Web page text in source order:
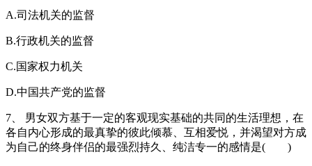
A.司法机关的监督
B.行政机关的监督
C.国家权力机关
D.中国共产党的监督
7、 男女双方基于一定的客观现实基础的共同的生活理想，在
各自内心形成的最真挚的彼此倾慕、互相爱悦，并渴望对方成
为自己的终身伴侣的最强烈持久、纯洁专一的感情是( )